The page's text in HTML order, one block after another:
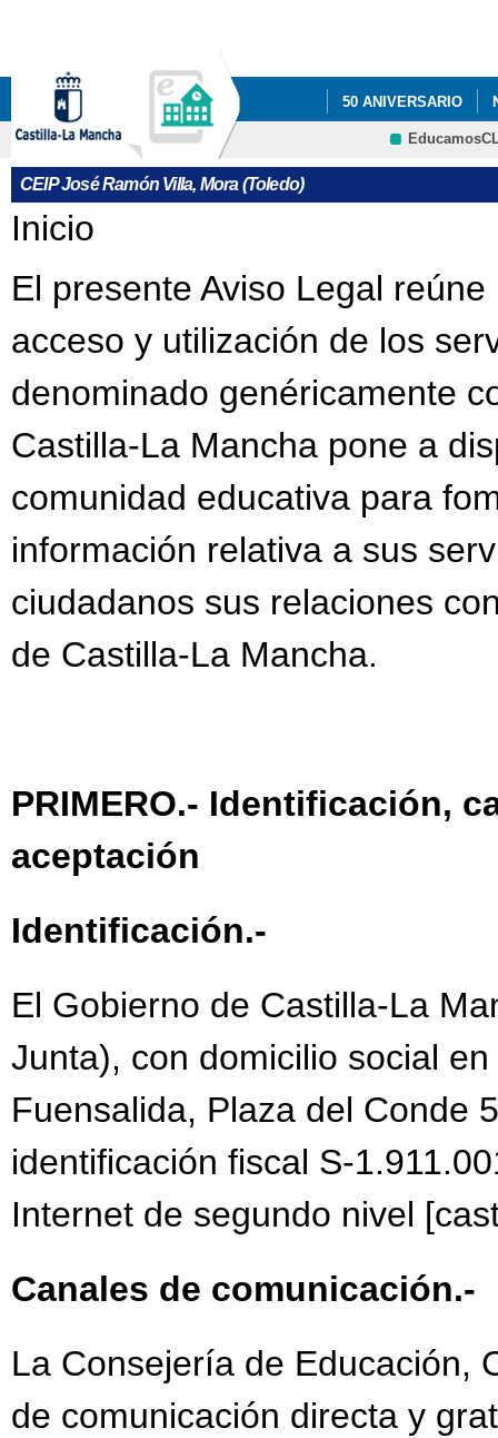
50 ANIVERSARIO
INFÓRMATE AMPA
CEIP José Ramón Villa, Mora (Toledo)
Se encuentra usted aquí
Inicio
El presente Aviso Legal
acceso y utilización de los
denominado genéricamente
Castilla-La Mancha pone a
comunidad educativa para
información relativa a sus
ciudadanos sus relaciones
de Castilla-La Mancha.
PRIMERO.- Identificación,
aceptación
Identificación.-
El Gobierno de Castilla-La
Junta), con domicilio social
Fuensalida, Plaza del Conde
identificación fiscal S-
Internet de segundo nivel
Canales de comunicación.-
La Consejería de Educación,
de comunicación directa y